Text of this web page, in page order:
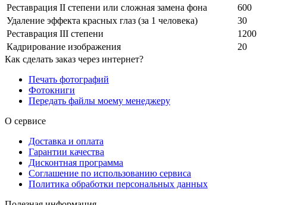
Реставрация II степени или сложная замена фона
600
Удаление эффекта красных глаз (за 1 человека)
30
Реставрация III степени
1200
Кадрирование изображения
20
Как сделать заказ через интернет?
Печать фотографий
Фотокниги
Передать файлы моему менеджеру
О сервисе
Доставка и оплата
Гарантии качества
Дисконтная программа
Соглашение по использованию сервиса
Политика обработки персональных данных